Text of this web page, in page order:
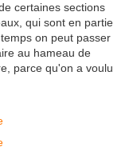
certaines sections
qui sont en partie
on peut passer
au hameau de
parce qu'on a voulu